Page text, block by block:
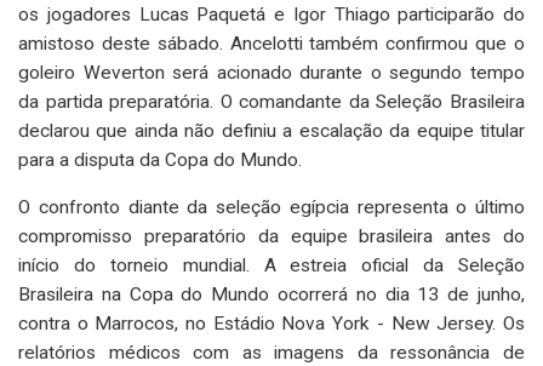
os jogadores Lucas Paquetá e Igor Thiago participarão do
amistoso deste sábado. Ancelotti também confirmou que o
goleiro Weverton será acionado durante o segundo tempo
da partida preparatória. O comandante da Seleção Brasileira
declarou que ainda não definiu a escalação da equipe titular
para a disputa da Copa do Mundo.
O confronto diante da seleção egípcia representa o último
compromisso preparatório da equipe brasileira antes do
início do torneio mundial. A estreia oficial da Seleção
Brasileira na Copa do Mundo ocorrerá no dia 13 de junho,
contra o Marrocos, no Estádio Nova York - New Jersey. Os
relatórios médicos com as imagens da ressonância de